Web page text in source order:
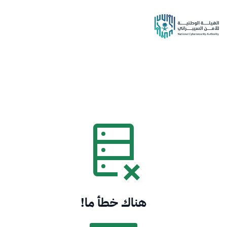
هناك خطأ ما!